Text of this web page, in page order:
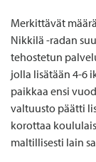
Merkittävät
Nikkilä -radan
tehostetun
jolla lisätään 4-6
paikkaa ensi
valtuusto päätti
korottaa
maltillisesti lain